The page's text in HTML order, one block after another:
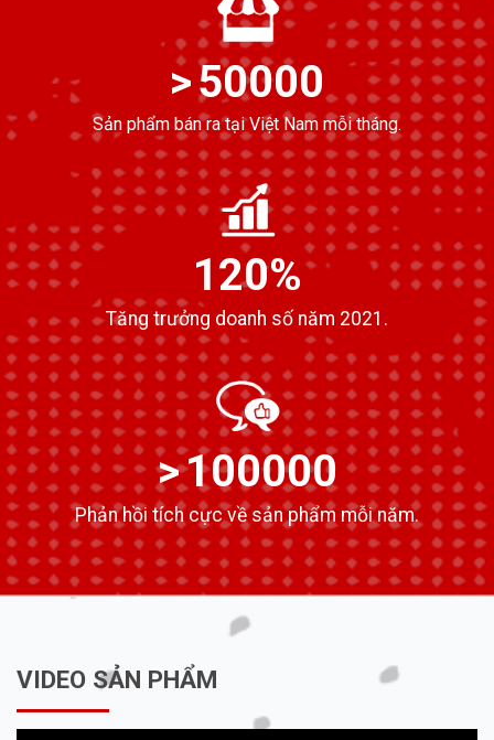
50000
Sản phẩm bán ra tại Việt Nam mỗi tháng.
120
Tăng trưởng doanh số năm 2021.
100000
Phản hồi tích cực về sản phẩm mỗi năm.
VIDEO SẢN PHẨM